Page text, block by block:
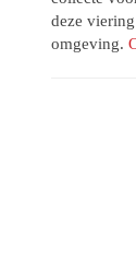
deze
omgeving.